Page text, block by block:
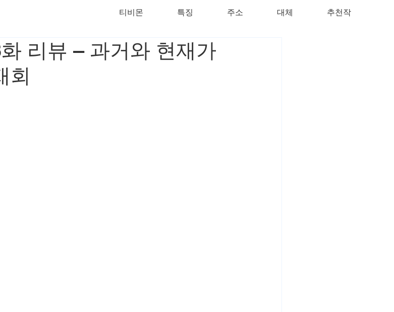
티비몬 특징 주소 대체 추천작
리뷰 – 과거와 현재가
회